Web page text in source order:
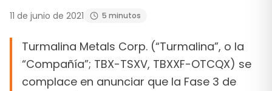
11 de junio de 2021 5 minutos
Turmalina Metals Corp. (“Turmalina”, o la
“Compañía”; TBX-TSXV, TBXXF-OTCQX) se
complace en anunciar que la Fase 3 de